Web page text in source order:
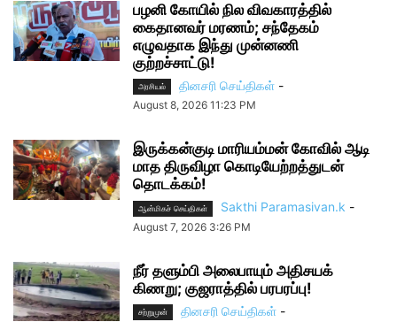
பழனி கோயில் நில விவகாரத்தில்
கைதானவர் மரணம்; சந்தேகம்
எழுவதாக இந்து முன்னணி
குற்றச்சாட்டு!
அரசியல் தினசரி செய்திகள் -
August 8, 2026 11:23 PM
இருக்கன்குடி மாரியம்மன் கோவில் ஆடி
மாத திருவிழா கொடியேற்றத்துடன்
தொடக்கம்!
ஆன்மிகச் செய்திகள் Sakthi Paramasivan.k -
August 7, 2026 3:26 PM
நீர் தளும்பி அலைபாயும் அதிசயக்
கிணறு; குஜராத்தில் பரபரப்பு!
சற்றுமுன் தினசரி செய்திகள் -